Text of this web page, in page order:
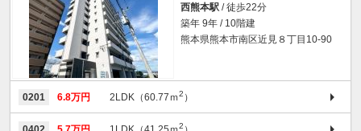
西熊本駅 / 徒歩22分
築年 9年 / 10階建
熊本県熊本市南区近見８丁目10-90
0201 6.8万円 2LDK（60.77ｍ2 ）
2